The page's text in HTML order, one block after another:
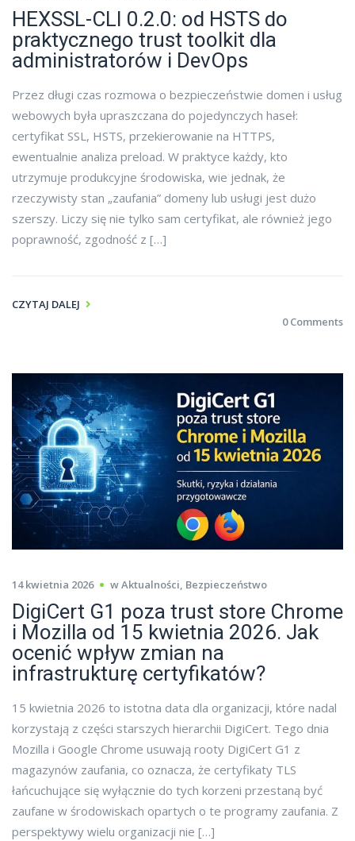
HEXSSL-CLI 0.2.0: od HSTS do
praktycznego trust toolkit dla
administratorów i DevOps
Przez długi czas rozmowa o bezpieczeństwie domen i usług
webowych była upraszczana do pojedynczych haseł:
certyfikat SSL, HSTS, przekierowanie na HTTPS,
ewentualnie analiza preload. W praktyce każdy, kto
utrzymuje produkcyjne środowiska, wie jednak, że
rzeczywisty stan „zaufania” domeny lub usługi jest dużo
szerszy. Liczy się nie tylko sam certyfikat, ale również jego
poprawność, zgodność z […]
CZYTAJ DALEJ
0 Comments
14 kwietnia 2026 wAktualności, Bezpieczeństwo
DigiCert G1 poza trust store Chrome
i Mozilla od 15 kwietnia 2026. Jak
ocenić wpływ zmian na
infrastrukturę certyfikatów?
15 kwietnia 2026 to istotna data dla organizacji, które nadal
korzystają z części starszych hierarchii DigiCert. Tego dnia
Mozilla i Google Chrome usuwają rooty DigiCert G1 z
magazynów zaufania, co oznacza, że certyfikaty TLS
łańcuchujące się wyłącznie do tych korzeni przestaną być
zaufane w środowiskach opartych o te programy zaufania. Z
perspektywy wielu organizacji nie […]